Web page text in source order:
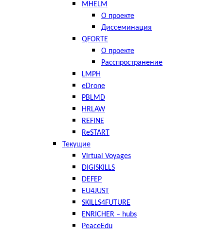
MHELM
О проекте
Диссеминация
QFORTE
О проекте
Расспространение
LMPH
eDrone
PBLMD
HRLAW
REFINE
ReSTART
Текущие
Virtual Voyages
DIGISKILLS
DEFEP
EU4JUST
SKILLS4FUTURE
ENRICHER – hubs
PeaceEdu